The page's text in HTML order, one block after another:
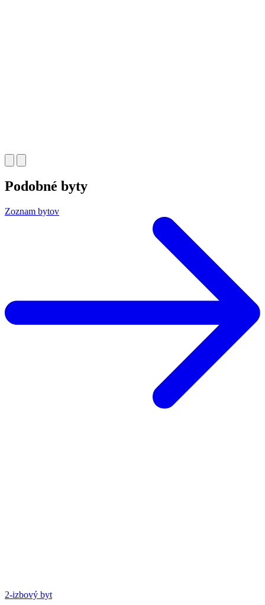
Podobné byty
Zoznam bytov
2-izbový byt